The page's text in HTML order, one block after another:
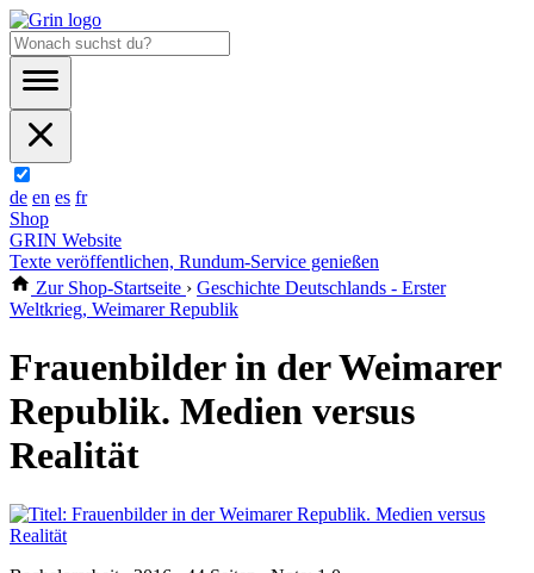
de en es fr
Shop
GRIN Website
Texte veröffentlichen, Rundum-Service genießen
Zur Shop-Startseite › Geschichte Deutschlands - Erster
Weltkrieg, Weimarer Republik
Frauenbilder in der Weimarer
Republik. Medien versus
Realität